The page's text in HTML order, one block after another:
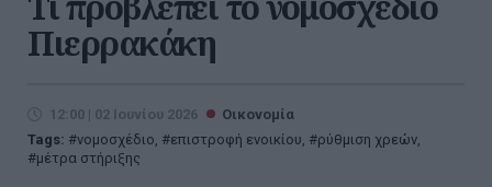
Πιερρακάκη
12:00 | 02 Ιουνίου 2026
Οικονομία
Tags:
νομοσχέδιο, επιστροφή ενοικίου, ρύθμιση χρεών,
μέτρα στήριξης